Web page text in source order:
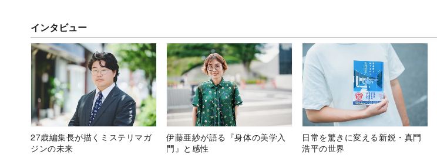
インタビュー
27歳編集長が描くミステリマガ
ジンの未来
伊藤亜紗が語る『身体の美学入
門』と感性
日常を驚きに変える新鋭・真門
浩平の世界